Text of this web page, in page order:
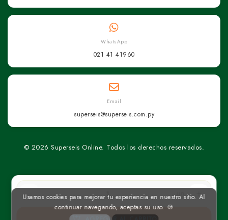
un
WhatsApp
021 41 41960
Email
superseis@superseis.com.py
© 2026 Superseis Online. Todos los derechos reservados.
Usamos cookies para mejorar tu experiencia en nuestro sitio. Al
continuar navegando, aceptas su uso. 🍪